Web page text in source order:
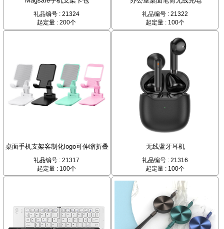
礼品编号 : 21324
起定量 : 200个
礼品编号 : 21322
起定量 : 100个
桌面手机支架客制化logo可伸缩折叠
礼品编号 : 21317
起定量 : 100个
无线蓝牙耳机
礼品编号 : 21316
起定量 : 100个